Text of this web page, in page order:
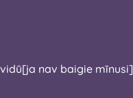
vidū[ja nav baigie mīnusi]